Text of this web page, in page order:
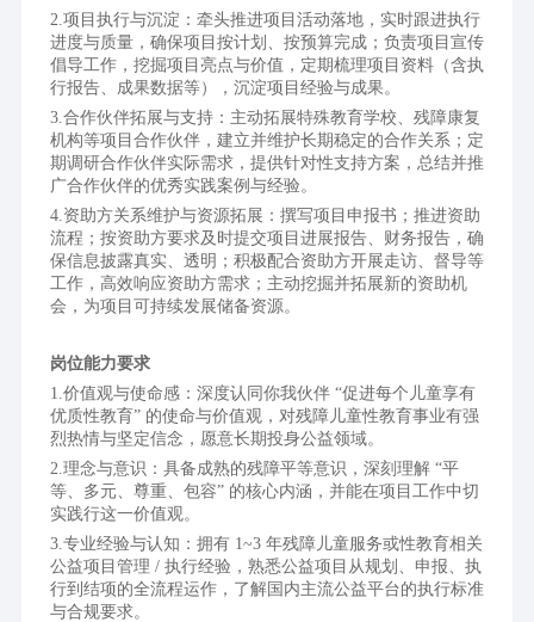
项目执行与沉淀：牵头推进项目活动落地，实时跟进执行
进度与质量，确保项目按计划、按预算完成；负责项目宣传
倡导工作，挖掘项目亮点与价值，定期梳理项目资料（含执
行报告、成果数据等），沉淀项目经验与成果。
合作伙伴拓展与支持：主动拓展特殊教育学校、残障康复
机构等项目合作伙伴，建立并维护长期稳定的合作关系；定
期调研合作伙伴实际需求，提供针对性支持方案，总结并推
广合作伙伴的优秀实践案例与经验。
资助方关系维护与资源拓展：撰写项目申报书；推进资助
流程；按资助方要求及时提交项目进展报告、财务报告，确
保信息披露真实、透明；积极配合资助方开展走访、督导等
工作，高效响应资助方需求；主动挖掘并拓展新的资助机
会，为项目可持续发展储备资源。
岗位能力要求
价值观与使命感：深度认同你我伙伴 “促进每个儿童享有
优质性教育” 的使命与价值观，对残障儿童性教育事业有强
烈热情与坚定信念，愿意长期投身公益领域。
理念与意识：具备成熟的残障平等意识，深刻理解 “平
等、多元、尊重、包容” 的核心内涵，并能在项目工作中切
实践行这一价值观。
专业经验与认知：拥有 1~3 年残障儿童服务或性教育相关
公益项目管理 / 执行经验，熟悉公益项目从规划、申报、执
行到结项的全流程运作，了解国内主流公益平台的执行标准
与合规要求。